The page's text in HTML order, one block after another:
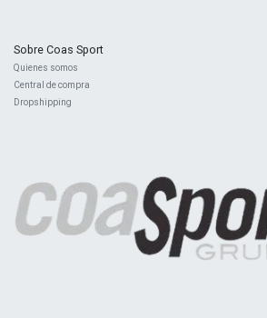
Sobre Coas Sport
Quienes ​somos
Central de compra
Dropshipping